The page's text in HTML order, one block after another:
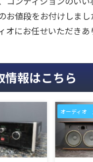
お値段をお付けしまし
オにお任せいただき
情報はこちら
オーディオ